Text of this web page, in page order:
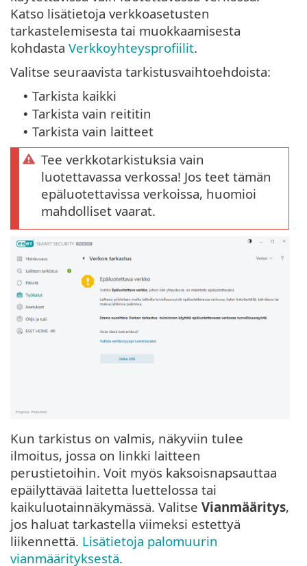
Katso lisätietoja verkkoasetusten
tarkastelemisesta tai muokkaamisesta
kohdasta Verkkoyhteysprofiilit.
Valitse seuraavista tarkistusvaihtoehdoista:
• Tarkista kaikki
• Tarkista vain reititin
• Tarkista vain laitteet
Tee verkkotarkistuksia vain
luotettavassa verkossa! Jos teet tämän
epäluotettavissa verkoissa, huomioi
mahdolliset vaarat.
Kun tarkistus on valmis, näkyviin tulee
ilmoitus, jossa on linkki laitteen
perustietoihin. Voit myös kaksoisnapsauttaa
epäilyttävää laitetta luettelossa tai
kaikuluotainnäkymässä. Valitse Vianmääritys,
jos haluat tarkastella viimeksi estettyä
liikennettä. Lisätietoja palomuurin
vianmäärityksestä.